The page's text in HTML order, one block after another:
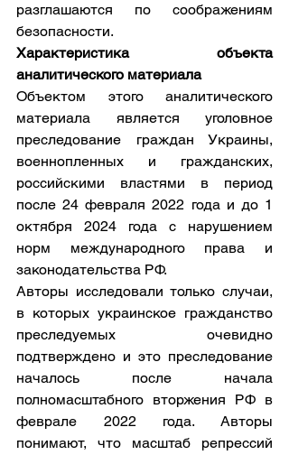
разглашаются по соображениям
безопасности.
Характеристика объекта
аналитического материала
Объектом этого аналитического
материала является уголовное
преследование граждан Украины,
военнопленных и гражданских,
российскими властями в период
после 24 февраля 2022 года и до 1
октября 2024 года с нарушением
норм международного права и
законодательства РФ.
Авторы исследовали только случаи,
в которых украинское гражданство
преследуемых очевидно
подтверждено и это преследование
началось после начала
полномасштабного вторжения РФ в
феврале 2022 года. Авторы
понимают, что масштаб репрессий